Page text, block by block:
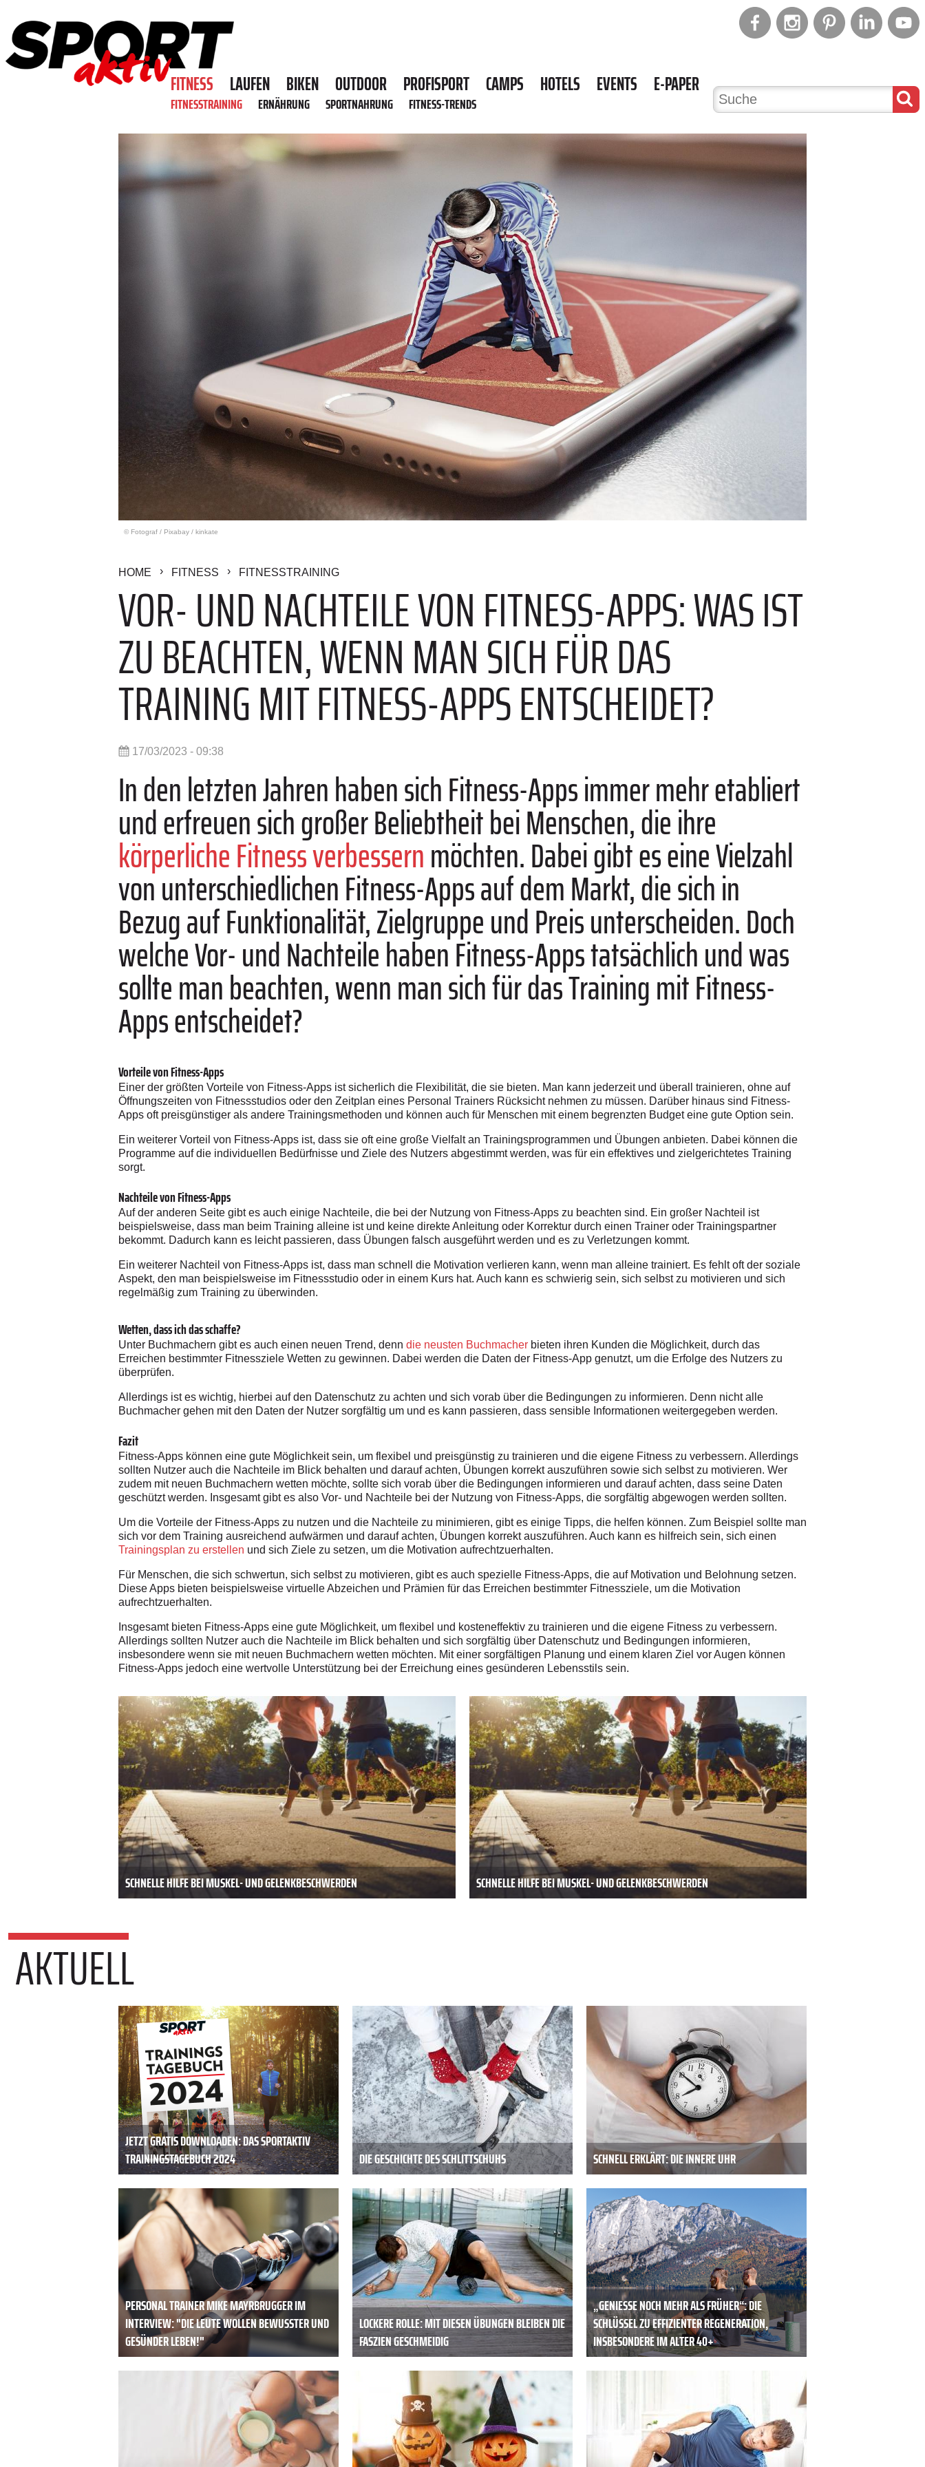
FITNESS LAUFEN BIKEN OUTDOOR PROFISPORT CAMPS HOTELS EVENTS E-PAPER
FITNESSTRAINING ERNÄHRUNG SPORTNAHRUNG FITNESS-TRENDS
© Fotograf / Pixabay / kinkate
HOME FITNESS FITNESSTRAINING
VOR- UND NACHTEILE VON FITNESS-APPS: WAS IST
ZU BEACHTEN, WENN MAN SICH FÜR DAS
TRAINING MIT FITNESS-APPS ENTSCHEIDET?
17/03/2023 - 09:38
In den letzten Jahren haben sich Fitness-Apps immer mehr etabliert
und erfreuen sich großer Beliebtheit bei Menschen, die ihre
körperliche Fitness verbessernmöchten. Dabei gibt es eine Vielzahl
von unterschiedlichen Fitness-Apps auf dem Markt, die sich in
Bezug auf Funktionalität, Zielgruppe und Preis unterscheiden. Doch
welche Vor- und Nachteile haben Fitness-Apps tatsächlich und was
sollte man beachten, wenn man sich für das Training mit Fitness-
Apps entscheidet?
Vorteile von Fitness-Apps
Einer der größten Vorteile von Fitness-Apps ist sicherlich die Flexibilität, die sie bieten. Man kann jederzeit und überall trainieren, ohne auf
Öffnungszeiten von Fitnessstudios oder den Zeitplan eines Personal Trainers Rücksicht nehmen zu müssen. Darüber hinaus sind Fitness-
Apps oft preisgünstiger als andere Trainingsmethoden und können auch für Menschen mit einem begrenzten Budget eine gute Option sein.
Ein weiterer Vorteil von Fitness-Apps ist, dass sie oft eine große Vielfalt an Trainingsprogrammen und Übungen anbieten. Dabei können die
Programme auf die individuellen Bedürfnisse und Ziele des Nutzers abgestimmt werden, was für ein effektives und zielgerichtetes Training
sorgt.
Nachteile von Fitness-Apps
Auf der anderen Seite gibt es auch einige Nachteile, die bei der Nutzung von Fitness-Apps zu beachten sind. Ein großer Nachteil ist
beispielsweise, dass man beim Training alleine ist und keine direkte Anleitung oder Korrektur durch einen Trainer oder Trainingspartner
bekommt. Dadurch kann es leicht passieren, dass Übungen falsch ausgeführt werden und es zu Verletzungen kommt.
Ein weiterer Nachteil von Fitness-Apps ist, dass man schnell die Motivation verlieren kann, wenn man alleine trainiert. Es fehlt oft der soziale
Aspekt, den man beispielsweise im Fitnessstudio oder in einem Kurs hat. Auch kann es schwierig sein, sich selbst zu motivieren und sich
regelmäßig zum Training zu überwinden.
Wetten, dass ich das schaffe?
Unter Buchmachern gibt es auch einen neuen Trend, denn die neusten Buchmacher bieten ihren Kunden die Möglichkeit, durch das
Erreichen bestimmter Fitnessziele Wetten zu gewinnen. Dabei werden die Daten der Fitness-App genutzt, um die Erfolge des Nutzers zu
überprüfen.
Allerdings ist es wichtig, hierbei auf den Datenschutz zu achten und sich vorab über die Bedingungen zu informieren. Denn nicht alle
Buchmacher gehen mit den Daten der Nutzer sorgfältig um und es kann passieren, dass sensible Informationen weitergegeben werden.
Fazit
Fitness-Apps können eine gute Möglichkeit sein, um flexibel und preisgünstig zu trainieren und die eigene Fitness zu verbessern. Allerdings
sollten Nutzer auch die Nachteile im Blick behalten und darauf achten, Übungen korrekt auszuführen sowie sich selbst zu motivieren. Wer
zudem mit neuen Buchmachern wetten möchte, sollte sich vorab über die Bedingungen informieren und darauf achten, dass seine Daten
geschützt werden. Insgesamt gibt es also Vor- und Nachteile bei der Nutzung von Fitness-Apps, die sorgfältig abgewogen werden sollten.
Um die Vorteile der Fitness-Apps zu nutzen und die Nachteile zu minimieren, gibt es einige Tipps, die helfen können. Zum Beispiel sollte man
sich vor dem Training ausreichend aufwärmen und darauf achten, Übungen korrekt auszuführen. Auch kann es hilfreich sein, sich einen
Trainingsplan zu erstellen und sich Ziele zu setzen, um die Motivation aufrechtzuerhalten.
Für Menschen, die sich schwertun, sich selbst zu motivieren, gibt es auch spezielle Fitness-Apps, die auf Motivation und Belohnung setzen.
Diese Apps bieten beispielsweise virtuelle Abzeichen und Prämien für das Erreichen bestimmter Fitnessziele, um die Motivation
aufrechtzuerhalten.
Insgesamt bieten Fitness-Apps eine gute Möglichkeit, um flexibel und kosteneffektiv zu trainieren und die eigene Fitness zu verbessern.
Allerdings sollten Nutzer auch die Nachteile im Blick behalten und sich sorgfältig über Datenschutz und Bedingungen informieren,
insbesondere wenn sie mit neuen Buchmachern wetten möchten. Mit einer sorgfältigen Planung und einem klaren Ziel vor Augen können
Fitness-Apps jedoch eine wertvolle Unterstützung bei der Erreichung eines gesünderen Lebensstils sein.
SCHNELLE HILFE BEI MUSKEL- UND GELENKBESCHWERDEN SCHNELLE HILFE BEI MUSKEL- UND GELENKBESCHWERDEN
AKTUELL
JETZT GRATIS DOWNLOADEN: DAS SPORTAKTIV
TRAININGSTAGEBUCH 2024
DIE GESCHICHTE DES SCHLITTSCHUHS SCHNELL ERKLÄRT: DIE INNERE UHR
PERSONAL TRAINER MIKE MAYRBRUGGER IM
INTERVIEW: "DIE LEUTE WOLLEN BEWUSSTER UND
GESÜNDER LEBEN!"
LOCKERE ROLLE: MIT DIESEN ÜBUNGEN BLEIBEN DIE
FASZIEN GESCHMEIDIG
„GENIESSE NOCH MEHR ALS FRÜHER“: DIE S
CHLÜSSEL ZU EFFIZIENTER REGENERATION, I
NSBESONDERE IM ALTER 40+